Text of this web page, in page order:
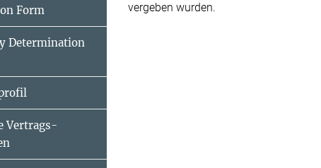
vergeben wurden.
Form
Determination
Vertrags­